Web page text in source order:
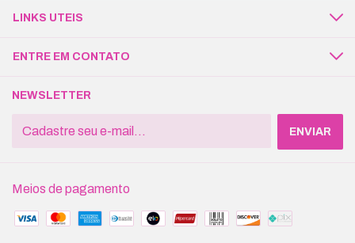
LINKS UTEIS
ENTRE EM CONTATO
NEWSLETTER
Meios de pagamento